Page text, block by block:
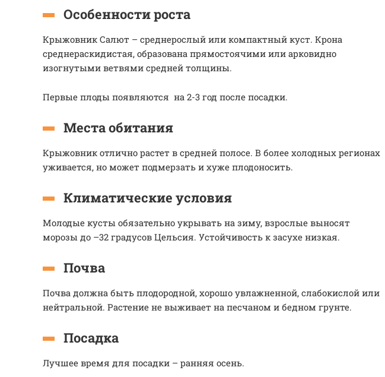
Особенности роста
Крыжовник Салют – среднерослый или компактный куст. Крона
среднераскидистая, образована прямостоячими или арковидно
изогнутыми ветвями средней толщины.
Первые плоды появляются на 2-3 год после посадки.
Места обитания
Крыжовник отлично растет в средней полосе. В более холодных регионах
уживается, но может подмерзать и хуже плодоносить.
Климатические условия
Молодые кусты обязательно укрывать на зиму, взрослые выносят
морозы до –32 градусов Цельсия. Устойчивость к засухе низкая.
Почва
Почва должна быть плодородной, хорошо увлажненной, слабокислой или
нейтральной. Растение не выживает на песчаном и бедном грунте.
Посадка
Лучшее время для посадки – ранняя осень.